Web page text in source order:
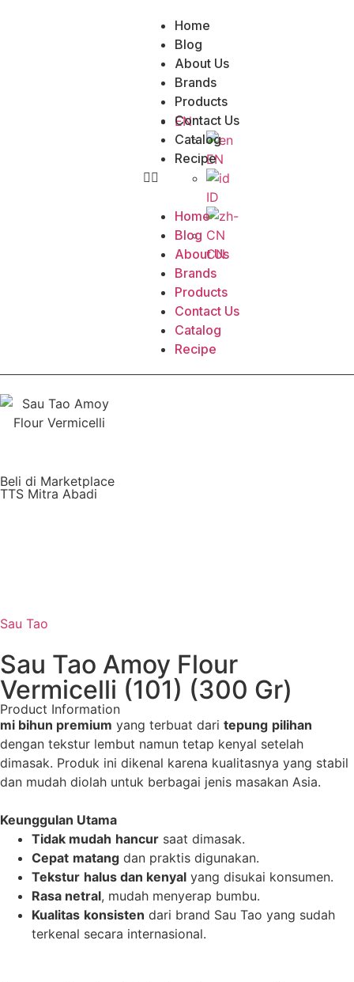
EN
EN
ID
CN
Home
Blog
About Us
Brands
Products
Contact Us
Catalog
Recipe
Home
Blog
About Us
Brands
Products
Contact Us
Catalog
Recipe
Beli di Marketplace
TTS Mitra Abadi
Sau Tao
Sau Tao Amoy Flour
Vermicelli (101) (300 Gr)
Product Information
mi bihun premium yang terbuat dari tepung pilihan
dengan tekstur lembut namun tetap kenyal setelah
dimasak. Produk ini dikenal karena kualitasnya yang stabil
dan mudah diolah untuk berbagai jenis masakan Asia.
Keunggulan Utama
Tidak mudah hancur saat dimasak.
Cepat matang dan praktis digunakan.
Tekstur halus dan kenyal yang disukai konsumen.
Rasa netral, mudah menyerap bumbu.
Kualitas konsisten dari brand Sau Tao yang sudah
terkenal secara internasional.